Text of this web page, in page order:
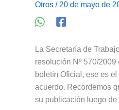
Otros / 20 de mayo de
La Secretaría de
resolución Nº 570/
boletín Oficial, ese es
acuerdo. Recordemos
su publicación luego